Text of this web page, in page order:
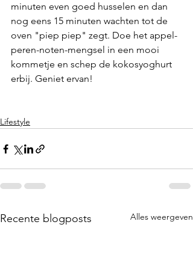
minuten even goed husselen en dan
nog eens 15 minuten wachten tot de
oven "piep piep" zegt. Doe het appel-
peren-noten-mengsel in een mooi
kommetje en schep de kokosyoghurt
erbij. Geniet ervan!
Lifestyle
Recente blogposts Alles weergeven